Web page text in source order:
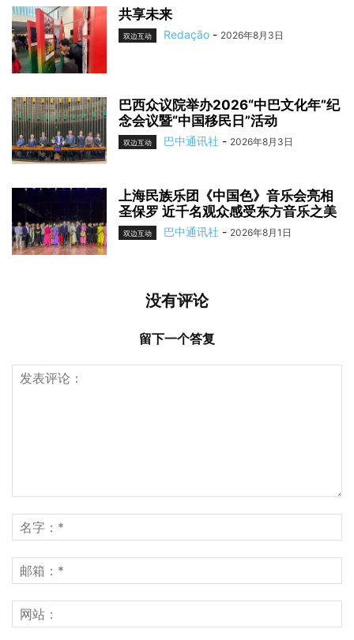
共享未来
双边互动 Redação - 2026年8月3日
巴西众议院举办2026“中巴文化年”纪
念会议暨“中国移民日”活动
双边互动 巴中通讯社 - 2026年8月3日
上海民族乐团《中国色》音乐会亮相
圣保罗 近千名观众感受东方音乐之美
双边互动 巴中通讯社 - 2026年8月1日
没有评论
留下一个答复